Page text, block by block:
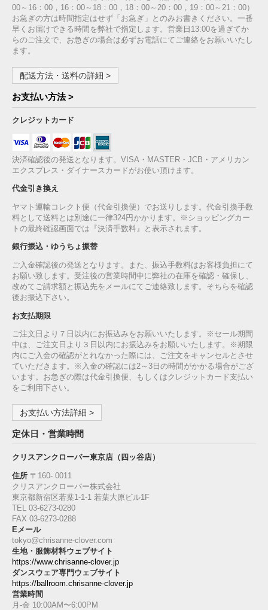
00～16：00，16：00～18：00，18：00～20：00，19：00～21：00）
お急ぎの方は時間指定はせず「お急ぎ」とのみお書きください。一番
早くお届けできる時間を弊社で指定します。営業日13:00を過ぎてか
らのご注文で、お急ぎの場合は必ずお電話にてご連絡をお願いいたし
ます。
配送方法・送料の詳細 >
お支払い方法 >
クレジットカード
決済確認後の発送となります。VISA・MASTER・JCB・アメリカン
エクスプレス・ダイナースカードがお使い頂けます。
代金引き換え
ヤマト運輸コレクト便（代金引換便）でお送りします。代金引換手数
料として送料とは別途に一律324円かかります。※ショッピングカー
トの最終確認画面では『決済手数料』と表示されます。
銀行振込・ゆうちょ振替
ご入金確認後の発送となります。また、振込手数料はお客様負担にて
お願い致します。受注後の営業時間中に弊社の在庫を確認・確保し、
改めてご請求額と振込先をメールにてご連絡致します。そちらを確認
後お振込下さい。
お支払期限
ご注文日より７日以内にお振込みをお願いいたします。※セール期間
中は、ご注文日より３日以内にお振込みをお願いいたします。※期限
内にご入金の確認がとれなかった際には、ご注文をキャンセルとさせ
ていただきます。※入金の確認には2～3日の時間がかかる場合がござ
います。お急ぎの際は代金引換便、もしくはクレジットカード支払い
をご利用下さい。
お支払い方法詳細 >
定休日・営業時間
クリスアンクローバー東京店（四ッ谷店）
住所 〒160‐ 0011
クリスアンクローバー株式会社
東京都新宿区若葉1‐1-1 若葉大原ビル1F
TEL 03-6273-0280
FAX 03-6273-0288
Eメール
tokyo@chrisanne-clover.com
生地・服飾材料ウェブサイト
https://www.chrisanne-clover.jp
ダンスウェア専門ウェブサイト
https://ballroom.chrisanne-clover.jp
営業時間
月-金 10:00AM〜6:00PM